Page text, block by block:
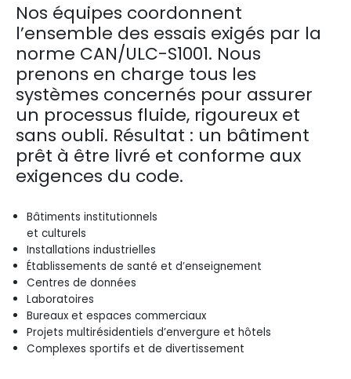
Nos équipes coordonnent
l’ensemble des essais exigés par la
norme CAN/ULC-S1001. Nous
prenons en charge tous les
systèmes concernés pour assurer
un processus fluide, rigoureux et
sans oubli. Résultat : un bâtiment
prêt à être livré et conforme aux
exigences du code.
Bâtiments institutionnels
et culturels
Installations industrielles
Établissements de santé et d’enseignement
Centres de données
Laboratoires
Bureaux et espaces commerciaux
Projets multirésidentiels d’envergure et hôtels
Complexes sportifs et de divertissement